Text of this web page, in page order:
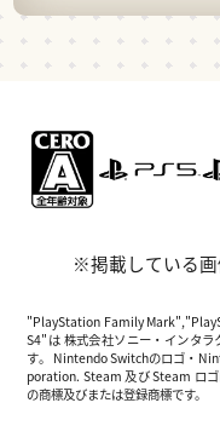
※掲載している画
"PlayStation Family
S4"は 株式会社ソニー・インタ
す。 Nintendo Switchのロゴ・
poration. Steam 及び Steam ロ
の商標及びまたは登録商標です。